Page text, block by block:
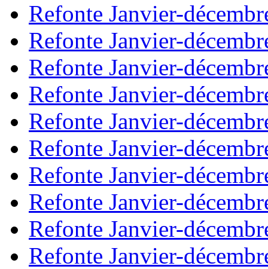
Refonte Janvier-
Refonte Janvier-
Refonte Janvier-
Refonte Janvier-
Refonte Janvier-
Refonte Janvier-
Refonte Janvier-
Refonte Janvier-
Refonte Janvier-
Refonte Janvier-